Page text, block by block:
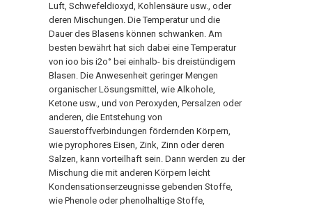
Luft, Schwefeldioxyd, Kohlensäure usw., oder
deren Mischungen. Die Temperatur und die
Dauer des Blasens können schwanken. Am
besten bewährt hat sich dabei eine Temperatur
von ioo bis i2o° bei einhalb- bis dreistündigem
Blasen. Die Anwesenheit geringer Mengen
organischer Lösungsmittel, wie Alkohole,
Ketone usw., und von Peroxyden, Persalzen oder
anderen, die Entstehung von
Sauerstoffverbindungen fördernden Körpern,
wie pyrophores Eisen, Zink, Zinn oder deren
Salzen, kann vorteilhaft sein. Dann werden zu der
Mischung die mit anderen Körpern leicht
Kondensationserzeugnisse gebenden Stoffe,
wie Phenole oder phenolhaltige Stoffe,